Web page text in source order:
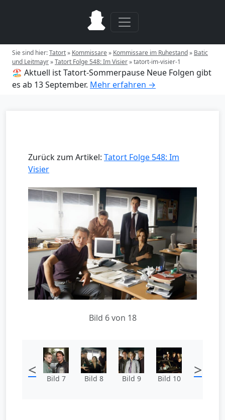
Sie sind hier:Tatort» Kommissare» Kommissare im Ruhestand» Batic
und Leitmayr»Tatort Folge 548: Im Visier»tatort-im-visier-1
🏖️ Aktuell ist Tatort-Sommerpause Neue Folgen gibt
es ab 13 September. Mehr erfahren →
Zurück zum Artikel: Tatort Folge 548: Im
Visier
Bild 6 von 18
< Bild 7 Bild 8 Bild 9 Bild 10 >